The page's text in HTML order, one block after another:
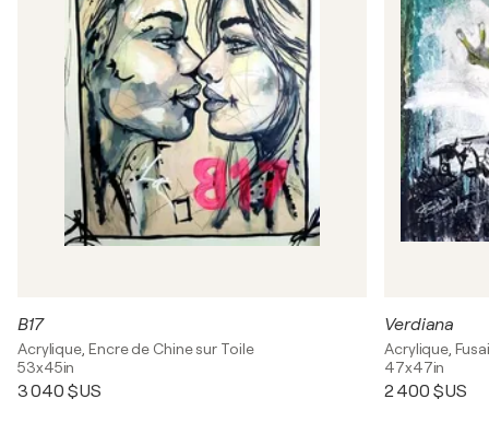
B17
Acrylique, Encre de Chine sur Toile
53x45in
3 040 $US
Verdiana
Acrylique,
47x47in
2 400 $US